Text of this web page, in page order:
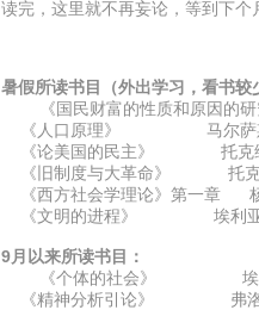
读完，这里就不再妄论，等到下个
暑假所读书目（外出学习，看书较
《国民财富的性质和原因的研
《人口原理》 马尔萨
《论美国的民主》 托克
《旧制度与大革命》 托克
《西方社会学理论》第一章
《文明的进程》 埃利
9月以来所读书目：
《个体的社会》 埃
《精神分析引论》 弗洛